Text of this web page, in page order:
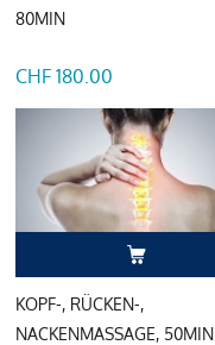
80MIN
CHF 180.00
KOPF-, RÜCKEN-,
NACKENMASSAGE, 50MIN